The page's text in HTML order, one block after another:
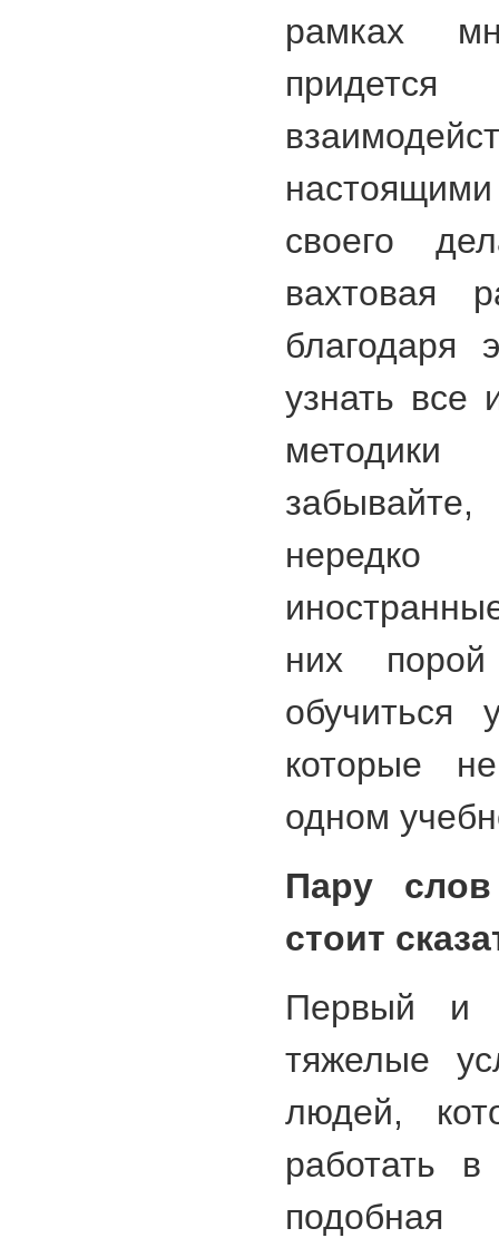
рамках
своего
вахтовая
благодаря
узнать все
нередко
них
обучиться
которые
одном
Пару
стоит
Первый и
тяжелые
людей,
работать